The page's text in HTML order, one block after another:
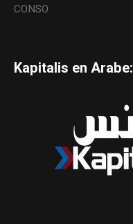
CONSO
Kapitalis en Arabe: